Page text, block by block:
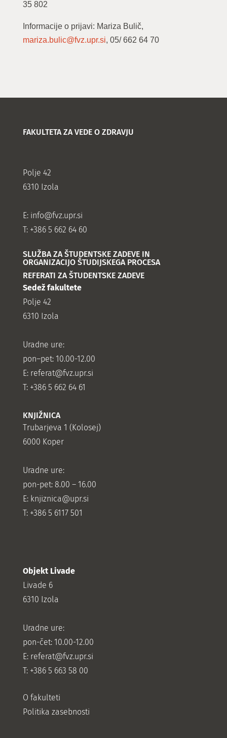
35 802
Informacije o prijavi: Mariza Bulič,
mariza.bulic@fvz.upr.si, 05/ 662 64 70
FAKULTETA ZA VEDE O ZDRAVJU
Polje 42
6310 Izola
E: info@fvz.upr.si
T: +386 5 662 64 60
SLUŽBA ZA ŠTUDENTSKE ZADEVE IN
ORGANIZACIJO ŠTUDIJSKEGA PROCESA
REFERATI ZA ŠTUDENTSKE ZADEVE
Sedež fakultete
Polje 42
6310 Izola
Uradne ure:
pon–pet: 10.00-12.00
E: referat@fvz.upr.si
T: +386 5 662 64 61
KNJIŽNICA
Trubarjeva 1 (Kolosej)
6000 Koper
Uradne ure:
pon-pet: 8.00 – 16.00
E: knjiznica@upr.si
T: +386 5 6117 501
Objekt Livade
Livade 6
6310 Izola
Uradne ure:
pon-čet: 10.00-12.00
E: referat@fvz.upr.si
T: +386 5 663 58 00
O fakulteti
Politika zasebnosti